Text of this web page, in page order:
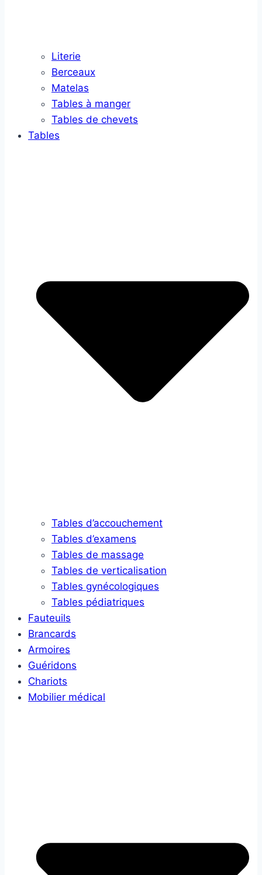
Literie
Berceaux
Matelas
Tables à manger
Tables de chevets
Tables
Tables d’accouchement
Tables d’examens
Tables de massage
Tables de verticalisation
Tables gynécologiques
Tables pédiatriques
Fauteuils
Brancards
Armoires
Guéridons
Chariots
Mobilier médical